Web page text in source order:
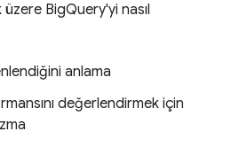
BigQuery'yi nasıl
anlama
değerlendirmek için